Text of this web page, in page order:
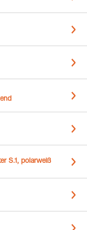
S.1, polarweiß